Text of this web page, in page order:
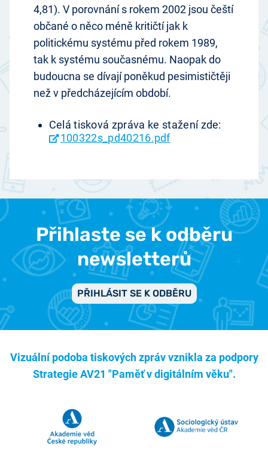
4,81). V porovnání s rokem 2002 jsou čeští
občané o něco méně kritičtí jak k
politickému systému před rokem 1989,
tak k systému současnému. Naopak do
budoucna se dívají poněkud pesimističtěji
než v předcházejícím období.
Celá tisková zpráva ke stažení zde:
100322s_pd40216.pdf
Přihlaste se k odběru
newsletterů
PŘIHLÁSIT SE K ODBĚRU
Vizuální podoba tiskových zpráv vznikla za podpory
Strategie AV21 "Paměť v digitálním věku".